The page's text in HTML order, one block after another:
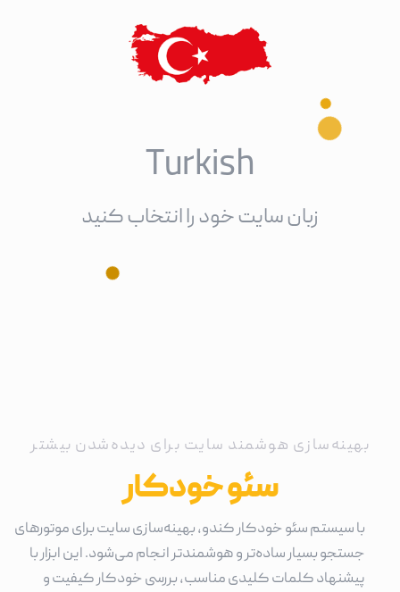
Arabic
زبان سایت خود را انتخاب کنید
بهینه‌سازی هوشمند سایت برای دیده‌شدن بیشتر
سئو خودکار
با سیستم سئو خودکار کندو، بهینه‌سازی سایت برای موتورهای
جستجو بسیار ساده‌تر و هوشمندتر انجام می‌شود. این ابزار با
پیشنهاد کلمات کلیدی مناسب، بررسی خودکار کیفیت و